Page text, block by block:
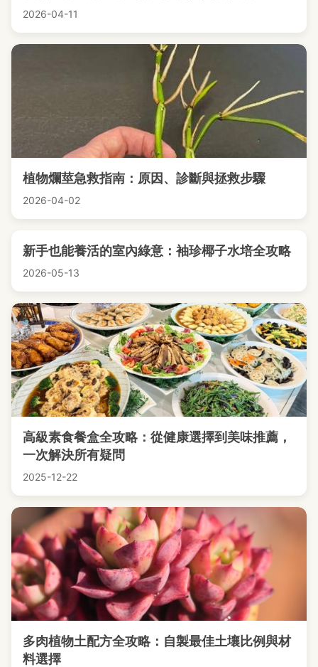
2026-04-11
植物爛莖急救指南：原因、診斷與拯救步驟
2026-04-02
新手也能養活的室內綠意：袖珍椰子水培全攻略
2026-05-13
高級素食餐盒全攻略：從健康選擇到美味推薦，
一次解決所有疑問
2025-12-22
多肉植物土配方全攻略：自製最佳土壤比例與材
料選擇